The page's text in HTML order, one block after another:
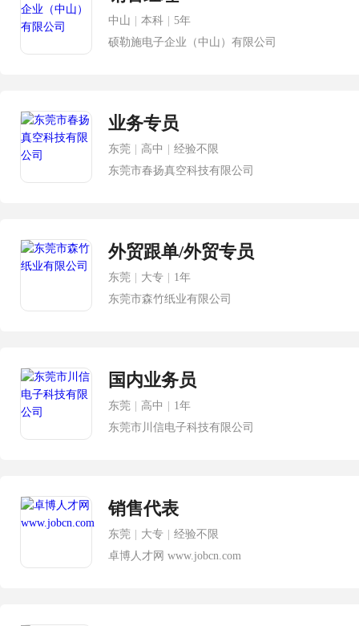
中山 本科
5年
硕勒施电子企业（中山）有限公司
业务专员
东莞 高中
经验不限
东莞市春扬真空科技有限公司
外贸跟单/外贸专员
东莞 大专
1年
东莞市森竹纸业有限公司
国内业务员
东莞 高中
1年
东莞市川信电子科技有限公司
销售代表
东莞 大专
经验不限
卓博人才网 www.jobcn.com